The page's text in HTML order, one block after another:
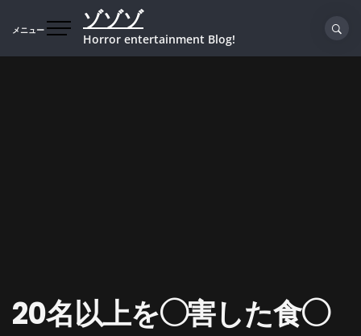
メニュー ゾゾゾ
Horror entertainment Blog!
20名以上を◯害した食◯